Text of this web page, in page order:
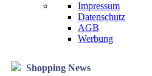
Impressum
Datenschutz
AGB
Werbung
Shopping News